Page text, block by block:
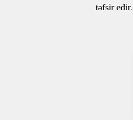
təfsir edir.